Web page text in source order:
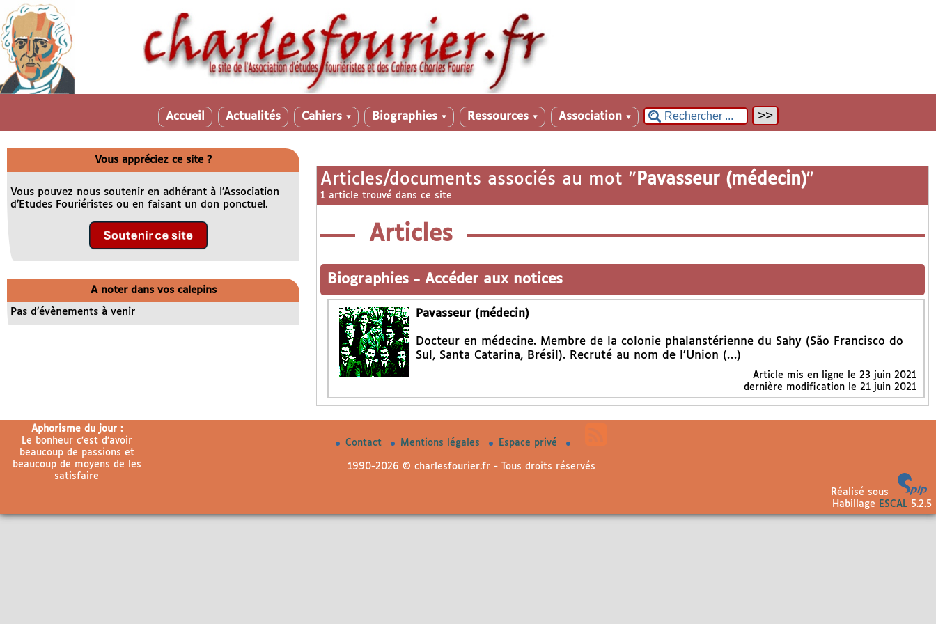
Accueil Actualités Cahiers ▼ Biographies ▼ Ressources ▼ Association ▼
Articles/documents associés au mot " Pavasseur (médecin)"
1 article trouvé dans ce site
Articles
Biographies - Accéder aux notices
Pavasseur (médecin)
Docteur en médecine. Membre de la colonie phalanstérienne du Sahy (São Francisco do
Sul, Santa Catarina, Brésil). Recruté au nom de l’Union (…)
Article mis en ligne le 23 juin 2021
dernière modification le 21 juin 2021
Vous appréciez ce site ?
Vous pouvez nous soutenir en adhérant à l’Association
d’Etudes Fouriéristes ou en faisant un don ponctuel.
A noter dans vos calepins
Pas d’évènements à venir
Aphorisme du jour :
Le bonheur c’est d’avoir
beaucoup de passions et
beaucoup de moyens de les
satisfaire
Contact Mentions légales Espace privé
1990-2026 © charlesfourier.fr - Tous droits réservés
Réalisé sous
Habillage
ESCAL5.2.5